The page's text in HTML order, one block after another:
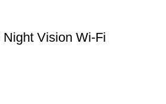
Vision Wi-Fi